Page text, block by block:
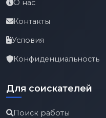
О нас
Контакты
Условия
Конфиденциальность
Для соискателей
Поиск работы